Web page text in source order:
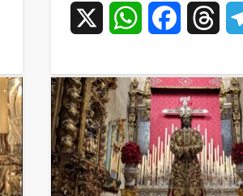
WhatsAppFacebook